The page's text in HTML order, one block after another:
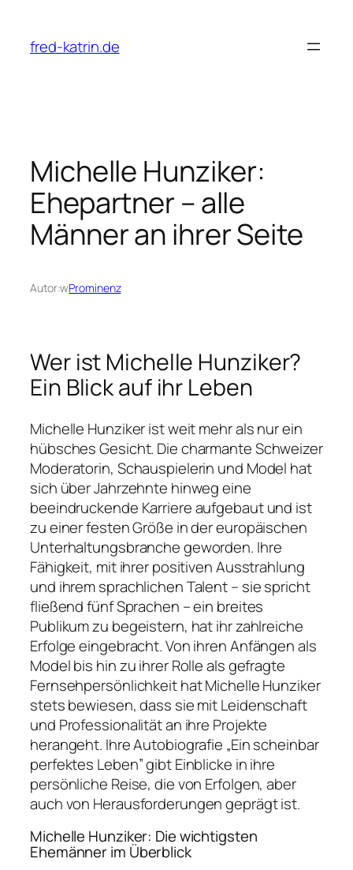
treścifred-katrin.de
Michelle Hunziker:
Ehepartner – alle
Männer an ihrer Seite
Autor:wProminenz
Wer ist Michelle Hunziker?
Ein Blick auf ihr Leben
Michelle Hunziker ist weit mehr als nur ein
hübsches Gesicht. Die charmante Schweizer
Moderatorin, Schauspielerin und Model hat
sich über Jahrzehnte hinweg eine
beeindruckende Karriere aufgebaut und ist
zu einer festen Größe in der europäischen
Unterhaltungsbranche geworden. Ihre
Fähigkeit, mit ihrer positiven Ausstrahlung
und ihrem sprachlichen Talent – sie spricht
fließend fünf Sprachen – ein breites
Publikum zu begeistern, hat ihr zahlreiche
Erfolge eingebracht. Von ihren Anfängen als
Model bis hin zu ihrer Rolle als gefragte
Fernsehpersönlichkeit hat Michelle Hunziker
stets bewiesen, dass sie mit Leidenschaft
und Professionalität an ihre Projekte
herangeht. Ihre Autobiografie „Ein scheinbar
perfektes Leben” gibt Einblicke in ihre
persönliche Reise, die von Erfolgen, aber
auch von Herausforderungen geprägt ist.
Michelle Hunziker: Die wichtigsten
Ehemänner im Überblick